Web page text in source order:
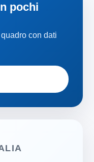
pochi
con dati